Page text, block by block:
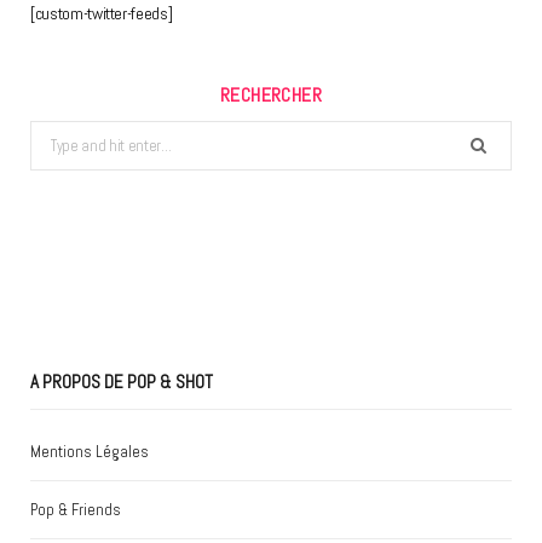
[custom-twitter-feeds]
RECHERCHER
Search
for:
A PROPOS DE POP & SHOT
Mentions Légales
Pop & Friends